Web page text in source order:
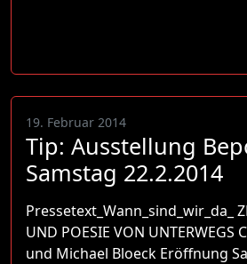
19. Februar 2014
Tip: Ausstellung
Samstag 22.2.2014
Pressetext_Wann_sind_wir_da_
UND POESIE VON UNTERWEGS
und Michael Bloeck Eröffnung